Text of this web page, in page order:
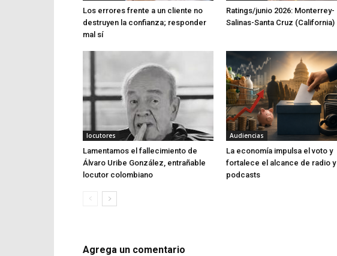
Los errores frente a un cliente no
destruyen la confianza; responder
mal sí
Ratings/junio 2026: Monterrey-
Salinas-Santa Cruz (California)
locutores
Lamentamos el fallecimiento de
Álvaro Uribe González, entrañable
locutor colombiano
Audiencias
La economía impulsa el voto y
fortalece el alcance de radio y
podcasts
Agrega un comentario